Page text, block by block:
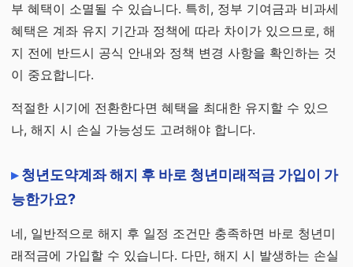
부 혜택이 소멸될 수 있습니다. 특히, 정부 기여금과 비과세
혜택은 계좌 유지 기간과 정책에 따라 차이가 있으므로, 해
지 전에 반드시 공식 안내와 정책 변경 사항을 확인하는 것
이 중요합니다.
적절한 시기에 전환한다면 혜택을 최대한 유지할 수 있으
나, 해지 시 손실 가능성도 고려해야 합니다.
청년도약계좌 해지 후 바로 청년미래적금 가입이 가
능한가요?
네, 일반적으로 해지 후 일정 조건만 충족하면 바로 청년미
래적금에 가입할 수 있습니다. 다만, 해지 시 발생하는 손실